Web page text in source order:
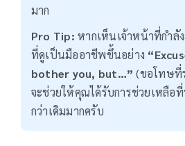
มาก
Pro Tip: หากเห็นเจ้าหน้าที่กำลั
ที่ดูเป็นมืออาชีพขึ้นอย่าง
bother you, but…” (ขอโทษที่
จะช่วยให้คุณได้รับการช่วยเหลือ
กว่าเดิมมากครับ